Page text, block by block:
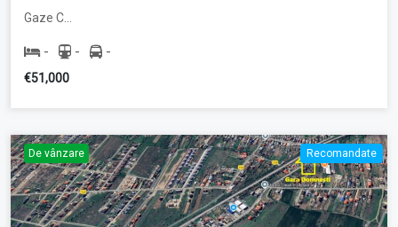
Gaze C…
- - -
€51,000
De vânzare Recomandate